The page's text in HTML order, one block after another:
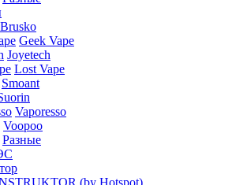
Brusko
Geek Vape
Joyetech
Lost Vape
Smoant
Vaporesso
Voopoo
Разные
(by Hotspot)